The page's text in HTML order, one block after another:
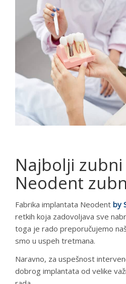
Najbolji
Neodent
Fabrika implantata Neodent by
retkih koja zadovoljava sve
toga je rado preporučujemo
smo u uspeh tretmana.
Naravno, za uspešnost
dobrog implantata od velike